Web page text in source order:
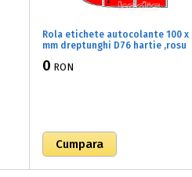
Rola etichete autocolante 100 x
mm dreptunghi D76 hartie ,rosu
(82x100070)
0 RON